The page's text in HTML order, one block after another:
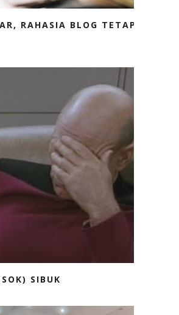
RAHASIA BLOG TETAP
SIBUK